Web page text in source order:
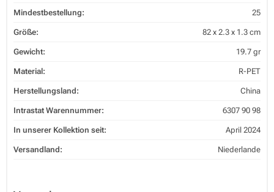
Mindestbestellung: 25
Größe: 82 x 2.3 x 1.3 cm
Gewicht: 19.7 gr
Material: R-PET
Herstellungsland: China
Intrastat Warennummer: 6307 90 98
In unserer Kollektion seit: April 2024
Versandland: Niederlande